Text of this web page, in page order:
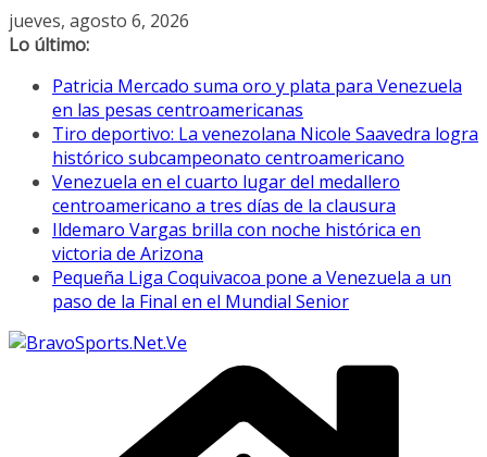
Saltar
al
jueves, agosto 6, 2026
Lo último:
Patricia Mercado suma oro y plata para Venezuela
en las pesas centroamericanas
Tiro deportivo: La venezolana Nicole Saavedra logra
histórico subcampeonato centroamericano
Venezuela en el cuarto lugar del medallero
centroamericano a tres días de la clausura
Ildemaro Vargas brilla con noche histórica en
victoria de Arizona
Pequeña Liga Coquivacoa pone a Venezuela a un
paso de la Final en el Mundial Senior